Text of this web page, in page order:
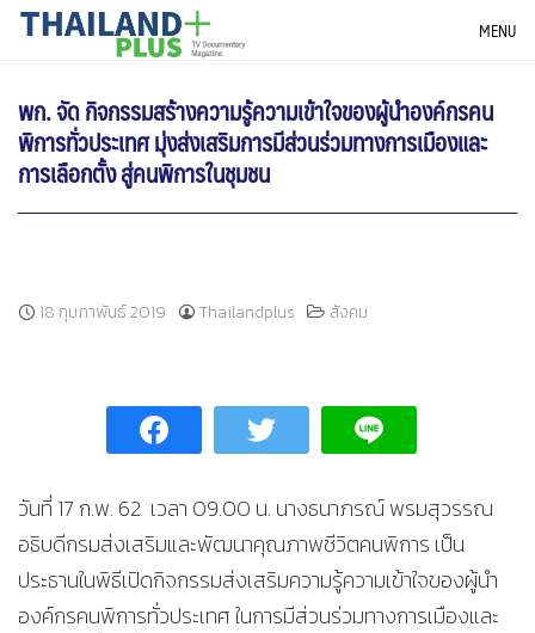
SkipTHAILANDPLUS NEWS MENU
พก. จัด กิจกรรมสร้างความรู้ความเข้าใจของผู้นำองค์กรคน
พิการทั่วประเทศ มุ่งส่งเสริมการมีส่วนร่วมทางการเมืองและ
การเลือกตั้ง สู่คนพิการในชุมชน
18 กุมภาพันธ์ 2019 Thailandplus สังคม
วันที่ 17 ก.พ. 62 เวลา 09.00 น. นางธนาภรณ์ พรมสุวรรณ
อธิบดีกรมส่งเสริมและพัฒนาคุณภาพชีวิตคนพิการ เป็น
ประธานในพิธีเปิดกิจกรรมส่งเสริมความรู้ความเข้าใจของผู้นำ
องค์กรคนพิการทั่วประเทศ ในการมีส่วนร่วมทางการเมืองและ